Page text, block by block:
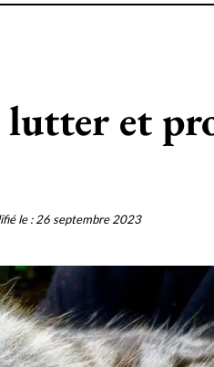
lutter et
le : 26 septembre 2023